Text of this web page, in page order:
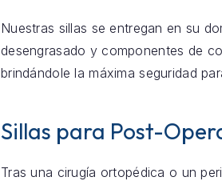
Nuestras sillas se entregan en su
desengrasado y componentes de
brindándole la máxima seguridad
Sillas para Post-
Tras una cirugía ortopédica o un